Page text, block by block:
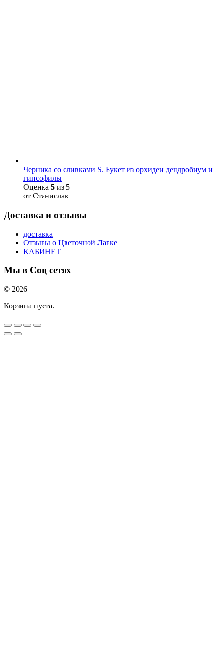
Черника со сливками S. Букет из орхидеи дендробиум и
гипсофилы
Оценка 5 из 5
от Станислав
Доставка и отзывы
доставка
Отзывы о Цветочной Лавке
КАБИНЕТ
Мы в Соц сетях
© 2026
Корзина пуста.